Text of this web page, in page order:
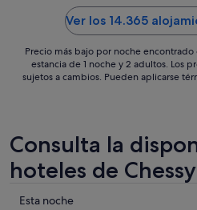
Ver los 14.365
Precio más bajo por noche encontrado
estancia de 1 noche y 2 adultos. Los
sujetos a cambios. Pueden aplicarse
Consulta la
hoteles de Chessy
Comprueba
Esta noche